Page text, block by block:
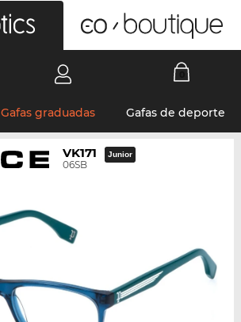
Gafas graduadas Gafas de deporte
VK171
06SB
Junior